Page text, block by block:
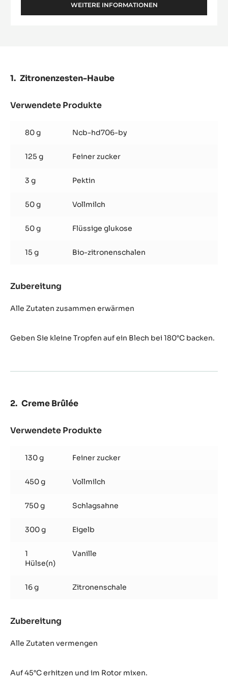
WEITERE INFORMATIONEN
-
Zitronenzesten-Haube
Verwendete Produkte
Haube
80 g Ncb-hd706-by
125 g Feiner zucker
3 g Pektin
50 g Vollmilch
50 g Flüssige glukose
15 g Bio-zitronenschalen
Zubereitung
Haube
Alle Zutaten zusammen erwärmen
Geben Sie kleine Tropfen auf ein Blech bei 180°C backen.
Creme Brûlée
Verwendete Produkte
Brûlée
130 g Feiner zucker
450 g Vollmilch
750 g Schlagsahne
300 g Eigelb
1
Hülse(n)
Vanille
16 g Zitronenschale
Zubereitung
Brûlée
Alle Zutaten vermengen
Auf 45°C erhitzen und im Rotor mixen.